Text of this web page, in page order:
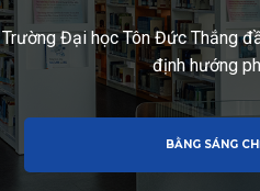
Trường Đại học Tôn Đức Thắng
định hướng
BẰNG SÁNG